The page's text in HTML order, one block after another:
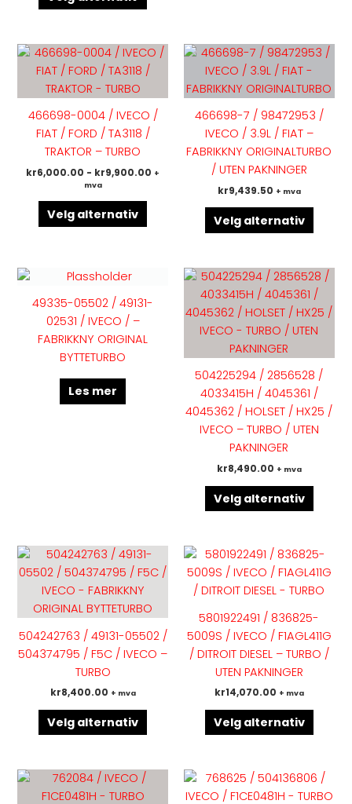
466698-0004 / IVECO /
FIAT / FORD / TA3118 /
TRAKTOR – TURBO
kr6,000.00 - kr9,900.00 +
mva
Velg alternativ
Dette
produktet
flere
varianter.
Alternativene
velges
produktsiden
466698-7 / 98472953 /
IVECO / 3.9L / FIAT –
FABRIKKNY ORIGINALTURBO
/ UTEN PAKNINGER
kr9,439.50 + mva
Velg alternativ
Dette
har
flere
kan
49335-05502 / 49131-
02531 / IVECO / –
FABRIKKNY ORIGINAL
BYTTETURBO
Les mer
504225294 / 2856528 /
4033415H / 4045361 /
4045362 / HOLSET / HX25 /
IVECO – TURBO / UTEN
PAKNINGER
kr8,490.00 + mva
Velg alternativ
Dette
har
flere
kan
velges
på
504242763 / 49131-05502 /
504374795 / F5C / IVECO –
TURBO
kr8,400.00 + mva
Velg alternativ
Dette
produktet
flere
varianter.
Alternativene
kan
produktsiden
5801922491 / 836825-
5009S / IVECO / F1AGL411G
/ DITROIT DIESEL – TURBO /
UTEN PAKNINGER
kr14,070.00 + mva
Velg alternativ
Dette
har
kan
produktet
Dette